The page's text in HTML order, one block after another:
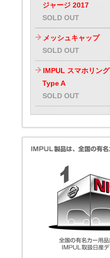
ジャージ 2017
SOLD OUT
メッシュキャップ
SOLD OUT
IMPUL スマホリング
Type A
SOLD OUT